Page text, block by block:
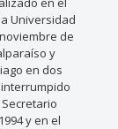
Universidad
de
y
en dos
interrumpido
y en el